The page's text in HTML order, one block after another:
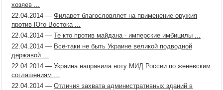
хозяев ...
22.04.2014 — Филарет благословляет на применение оружия
против Юго-Востока ...
22.04.2014 — Те кто против майдана - имперские имбицилы ...
22.04.2014 — Всё-таки не быть Украине великой подводной
державой ...
22.04.2014 — Украина направила ноту МИД России по женевским
соглашениям ...
22.04.2014 — Отличия захвата административных зданий в